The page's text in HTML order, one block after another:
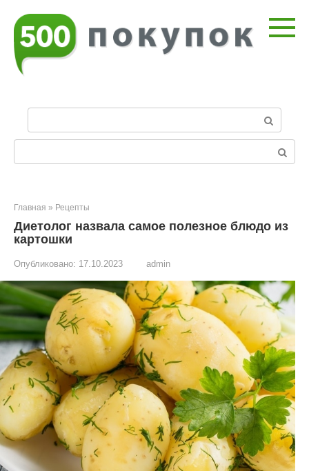
контенту
о
и
Главная » Рецепты
Диетолог назвала самое полезное блюдо из
картошки
Опубликовано: 17.10.2023 admin